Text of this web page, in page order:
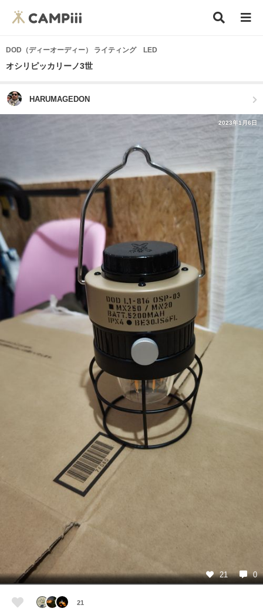
DOD（ディーオーディー） ライティング LED
オシリピッカリーノ3世
HARUMAGEDON
2023年1月6日
21 0
21